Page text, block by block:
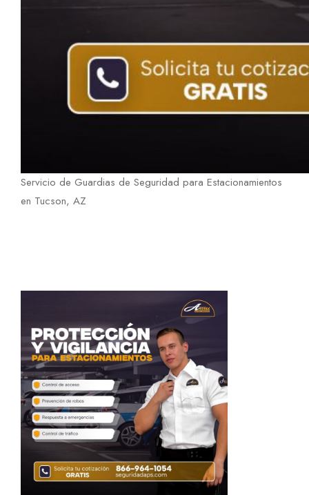
Servicio de Guardias de Seguridad para Estacionamientos
en Tucson, AZ